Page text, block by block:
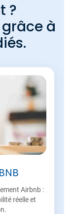
?
à
Airbnb :
réelle et